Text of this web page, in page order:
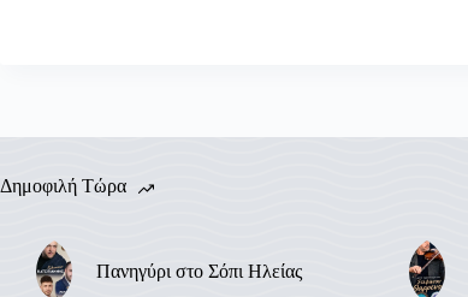
Δημοφιλή Τώρα
Πανηγύρι στο Σόπι Ηλείας